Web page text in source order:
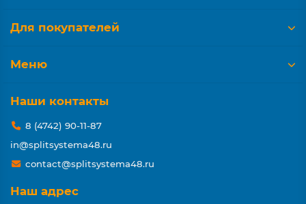
Для покупателей
Меню
Наши контакты
8 (4742) 90-11-87
in@splitsystema48.ru
contact@splitsystema48.ru
Наш адрес